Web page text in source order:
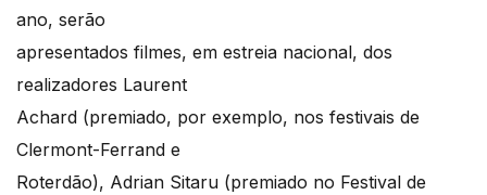
ano, serão
apresentados filmes, em estreia nacional, dos
realizadores Laurent
Achard (premiado, por exemplo, nos festivais de
Clermont-Ferrand e
Roterdão), Adrian Sitaru (premiado no Festival de